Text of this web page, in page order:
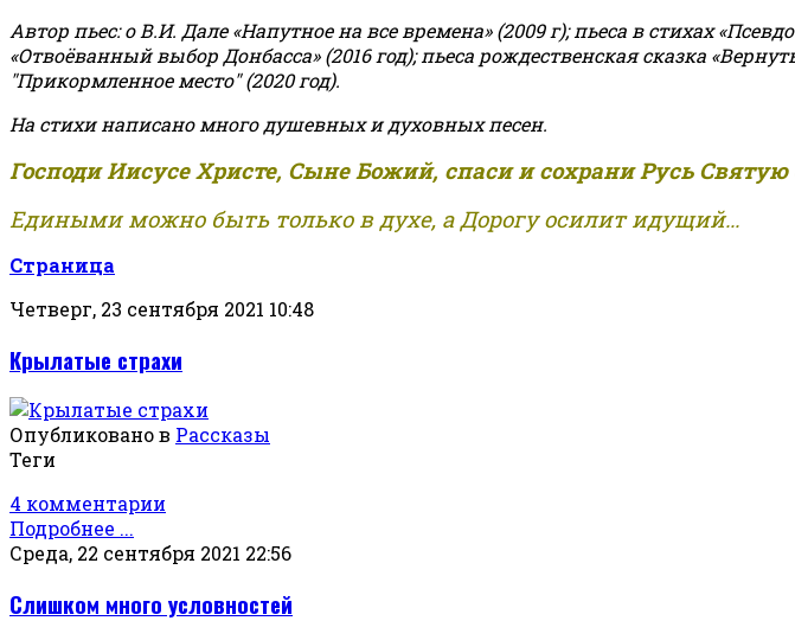
Автор пьес: о В.И. Дале «Напутное на все времена» (2009 г); пьеса в стихах
«Отвоёванный выбор Донбасса» (2016 год); пьеса рождественская сказка
"Прикормленное место" (2020 год).
На стихи написано много душевных и духовных песен.
Господи Иисусе Христе, Сыне Божий, спаси и сохрани Русь
Едиными можно быть только в духе, а Дорогу осилит идущий...
Страница
Четверг, 23 сентября 2021 10:48
Крылатые страхи
Опубликовано в Рассказы
Теги
4 комментарии
Подробнее ...
Среда, 22 сентября 2021 22:56
Слишком много условностей